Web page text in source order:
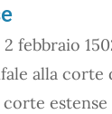
febbraio
alla corte